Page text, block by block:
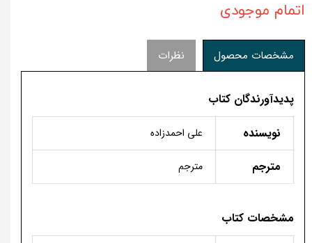
اتمام موجودی
مشخصات محصول نظرات
پدیدآورندگان کتاب
نویسنده
علی احمدزاده
مترجم مترجم
مشخصات کتاب